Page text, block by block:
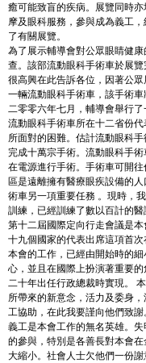
癒可能致盲的疾病。展覽同時
摩及眼科服務，參與成為義工
了有關展覽。
為了展示輔導會對公眾眼睛健
查。該部流動眼科手術車於展
很高興在此告訴各位，因著公
一輛流動眼科手術車，該手術車
二零零六年七月，輔導會舉行
流動眼科手術車所在十二省份
所面對的困難。估計流動眼科
完成十萬宗手術。流動眼科手
在電源進行手術。手術車可開
區是遠離擁有醫療眼疾設備的
術車另一項重要任務 。現時，
訓練，已經訓練了數以百計的醫
第十二屆國際定向行走會議是
十九個國家的代表出席這項首次
本會的工作，已經由開始時的
心，並且在國際上扮演著重要
二十年出任行政總裁時實現。
所帶來的新意念，活力及委身
工協助，在此我要謹向他們致謝
義工是本會工作的無名英雄。
的參與，特別是各善長對本會
大縮小。社會人士欠他們一份謝